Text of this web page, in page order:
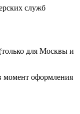
служб
для Москвы и
момент оформления